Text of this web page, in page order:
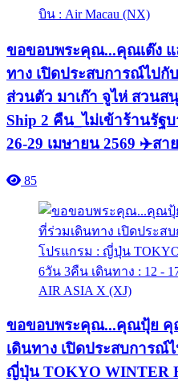
ขอขอบพระคุณ...คุณเต๊ง
ทาง เปิดประสบการณ์ไปกั
ส่วนตัว มาเก๊า จูไห่ สวนส
Ship 2 คืน_ไม่เข้าร้านรัฐ
26-29 เมษายน 2569 ✈️ส
85
ขอขอบพระคุณ...คุณปุ้ย คุ
เดินทาง เปิดประสบการณ์
ญี่ปุ่น TOKYO WINTER